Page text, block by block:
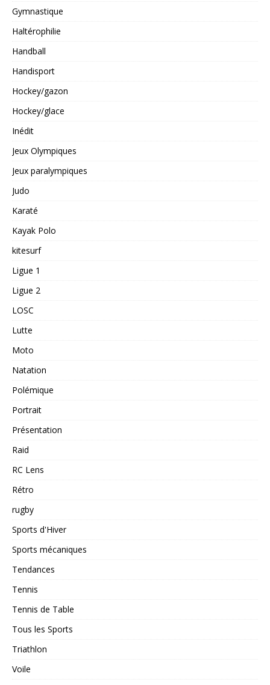
Gymnastique
Haltérophilie
Handball
Handisport
Hockey/gazon
Hockey/glace
Inédit
Jeux Olympiques
Jeux paralympiques
Judo
Karaté
Kayak Polo
kitesurf
Ligue 1
Ligue 2
LOSC
Lutte
Moto
Natation
Polémique
Portrait
Présentation
Raid
RC Lens
Rétro
rugby
Sports d'Hiver
Sports mécaniques
Tendances
Tennis
Tennis de Table
Tous les Sports
Triathlon
Voile